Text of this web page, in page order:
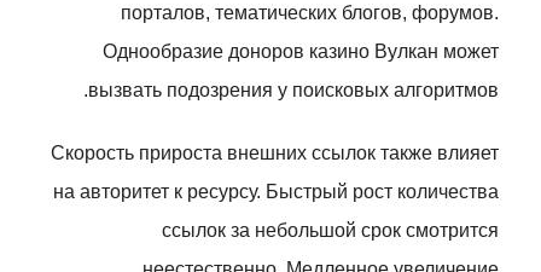
порталов, тематических блогов, форумов.
Однообразие доноров казино Вулкан может
вызвать подозрения у поисковых алгоритмов.
Скорость прироста внешних ссылок также влияет
на авторитет к ресурсу. Быстрый рост количества
ссылок за небольшой срок смотрится